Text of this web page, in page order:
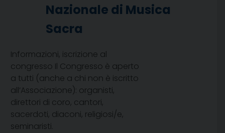
Nazionale di Musica
Sacra
Informazioni, iscrizione al
congresso Il Congresso è aperto
a tutti (anche a chi non è iscritto
all’Associazione): organisti,
direttori di coro, cantori,
sacerdoti, diaconi, religiosi/e,
seminaristi.